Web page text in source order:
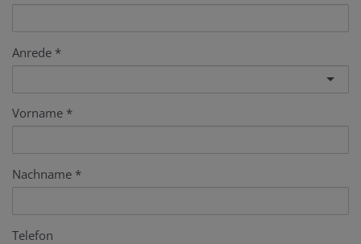
Anrede
Vorname
Nachname
Telefon